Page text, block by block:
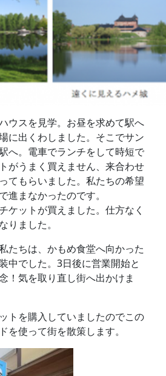
ウスを見学。お昼を求めて駅へ
に出くわしました。そこでサン
へ。電車でランチをして時短で
がうまく買えません、来合わせ
てもらいました。私たちの希望
進まなかったのです。
ケットが買えました。仕方なく
りました。
たちは、かもめ食堂へ向かった
中でした。3日後に営業開始と
！気を取り直し街へ出かけま
トを購入していましたのでこの
を使って街を散策します。